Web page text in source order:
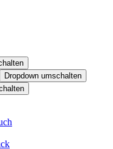
Dropdown umschalten